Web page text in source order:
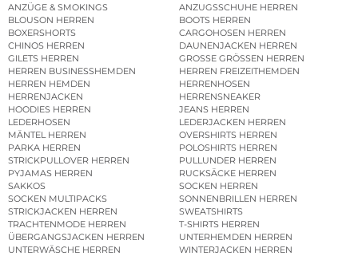
ANZÜGE & SMOKINGS
ANZUGSSCHUHE HERREN
BLOUSON HERREN
BOOTS HERREN
BOXERSHORTS
CARGOHOSEN HERREN
CHINOS HERREN
DAUNENJACKEN HERREN
GILETS HERREN
GROSSE GRÖSSEN HERREN
HERREN BUSINESSHEMDEN
HERREN FREIZEITHEMDEN
HERREN HEMDEN
HERRENHOSEN
HERRENJACKEN
HERRENSNEAKER
HOODIES HERREN
JEANS HERREN
LEDERHOSEN
LEDERJACKEN HERREN
MÄNTEL HERREN
OVERSHIRTS HERREN
PARKA HERREN
POLOSHIRTS HERREN
STRICKPULLOVER HERREN
PULLUNDER HERREN
PYJAMAS HERREN
RUCKSÄCKE HERREN
SAKKOS
SOCKEN HERREN
SOCKEN MULTIPACKS
SONNENBRILLEN HERREN
STRICKJACKEN HERREN
SWEATSHIRTS
TRACHTENMODE HERREN
T-SHIRTS HERREN
ÜBERGANGSJACKEN HERREN
UNTERHEMDEN HERREN
UNTERWÄSCHE HERREN
WINTERJACKEN HERREN